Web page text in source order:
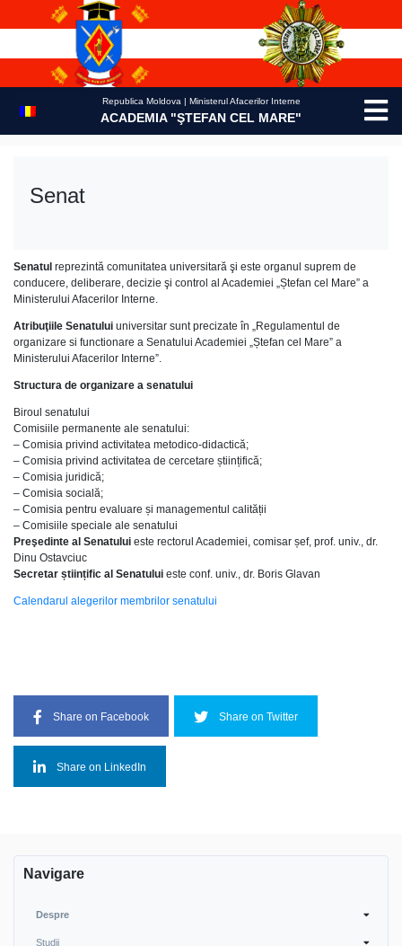
Republica Moldova | Ministerul Afacerilor Interne
ACADEMIA "ŞTEFAN CEL MARE"
Senat
Senatul reprezintă comunitatea universitară şi este organul suprem de
conducere, deliberare, decizie şi control al Academiei „Ștefan cel Mare” a
Ministerului Afacerilor Interne.
Atribuţiile Senatului universitar sunt precizate în „Regulamentul de
organizare si functionare a Senatului Academiei „Ștefan cel Mare” a
Ministerului Afacerilor Interne”.
Structura de organizare a senatului
Biroul senatului
Comisiile permanente ale senatului:
– Comisia privind activitatea metodico-didactică;
– Comisia privind activitatea de cercetare științifică;
– Comisia juridică;
– Comisia socială;
– Comisia pentru evaluare și managementul calității
– Comisiile speciale ale senatului
Preşedinte al Senatului este rectorul Academiei, comisar șef, prof. univ., dr.
Dinu Ostavciuc
Secretar științific al Senatului este conf. univ., dr. Boris Glavan
Calendarul alegerilor membrilor senatului
Share on Facebook Share on Twitter
Share on LinkedIn
Navigare
Despre
Studii